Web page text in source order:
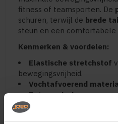
fitness of teamsporten. De
schuren, terwijl de brede
steun en een comfortabele
Kenmerken & voordelen:
Elastische stretchstof
bewegingsvrijheid.
Vochtafvoerend
Ergonomische pasvorm
comfort.